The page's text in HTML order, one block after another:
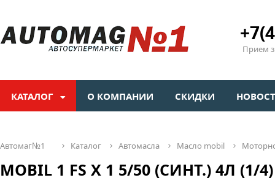
Прием
КАТАЛОГ О КОМПАНИИ СКИДКИ
автомаг№1 каталог автомасла масло mobil
MOBIL 1 FS Х 1 5/50 (СИНТ.) 4Л (1/